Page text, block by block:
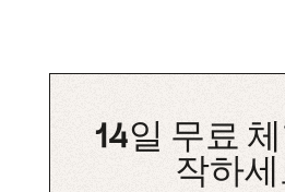
14일 무료 체
작하세